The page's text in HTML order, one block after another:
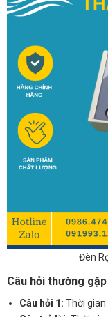
Đèn
Câu hỏi thường gặp
Câu hỏi 1: Thời gian